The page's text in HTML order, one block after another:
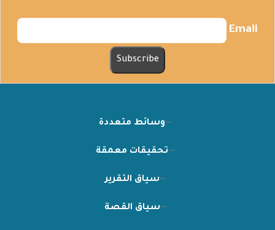
Email
وسائط متعددة
تحقيقات معمقة
سياق التقرير
سياق القصة